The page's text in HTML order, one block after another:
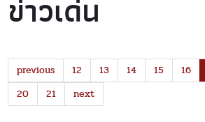
ข่าวเด่น
previous 12 13 14 15 16
20
21
next